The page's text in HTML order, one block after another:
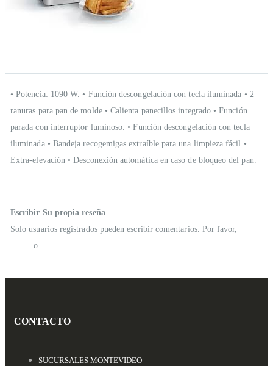
• Potencia: 1090 W. • Función descongelación con tecla iluminada • 2
ranuras para pan de molde • Calienta panecillos integrado • Función
parada con interruptor luminoso. • Función descongelación con tecla
iluminada • Bandeja recogemigas extraíble para una limpieza fácil •
Extra-elevación • Desconexión automática en caso de bloqueo del pan.
Escribir Su propia reseña
Solo usuarios registrados pueden escribir comentarios. Por favor,
o
CONTACTO
SUCURSALES MONTEVIDEO